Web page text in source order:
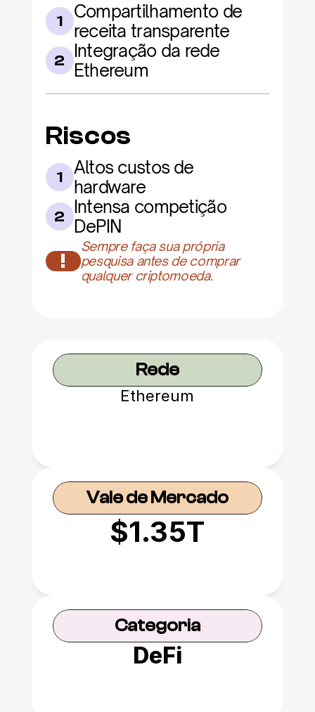
1
Compartilhamento de
receita transparente
2 Integração da rede
Ethereum
Riscos
1
Altos custos de
hardware
2 Intensa competição
DePIN
!
Sempre faça sua própria
pesquisa antes de comprar
qualquer criptomoeda.
Rede
Ethereum
Vale de Mercado
$1.35T
Categoria
DeFi